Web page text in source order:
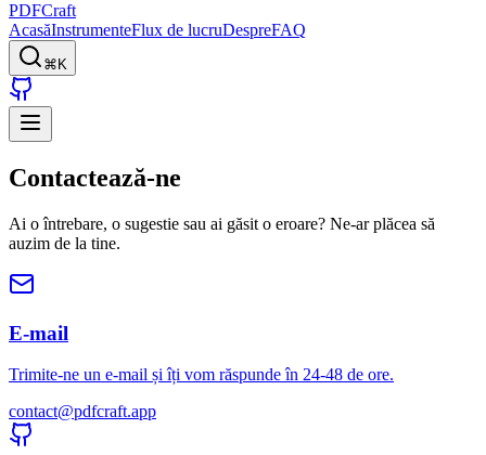
PDFCraft
AcasăInstrumenteFlux de lucruDespreFAQ
⌘K
Contactează-ne
Ai o întrebare, o sugestie sau ai găsit o eroare? Ne-ar plăcea să
auzim de la tine.
E-mail
Trimite-ne un e-mail și îți vom răspunde în 24-48 de ore.
contact@pdfcraft.app